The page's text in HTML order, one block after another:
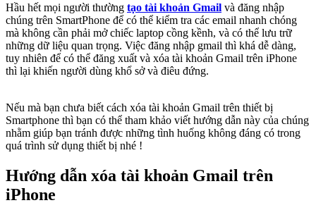
Hầu hết mọi người thường tạo tài khoản Gmail và đăng nhập
chúng trên SmartPhone để có thể kiểm tra các email nhanh chóng
mà không cần phải mở chiếc laptop cồng kềnh, và có thể lưu trữ
những dữ liệu quan trọng. Việc đăng nhập gmail thì khá dễ dàng,
tuy nhiên để có thể đăng xuất và xóa tài khoản Gmail trên iPhone
thì lại khiến người dùng khổ sở và điêu đứng.
Nếu mà bạn chưa biết cách xóa tài khoản Gmail trên thiết bị
Smartphone thì bạn có thể tham khảo viết hướng dẫn này của chúng
nhằm giúp bạn tránh được những tình huống không đáng có trong
quá trình sử dụng thiết bị nhé !
Hướng dẫn xóa tài khoản Gmail trên
iPhone